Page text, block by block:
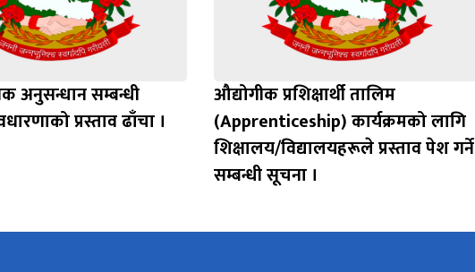
अनुसन्धान सम्बन्धी
प्रस्ताव ढाँचा ।
औद्योगीक प्रशिक्षार्थी तालिम
(Apprenticeship) कार्यक्रमको लागि
शिक्षालय/विद्यालयहरूले प्रस्ताव पेश गर्ने
सम्बन्धी सूचना ।